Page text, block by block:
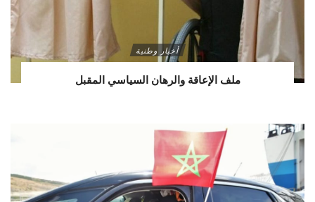
أخبار وطنية
ملف الإعاقة والرهان السياسي المقبل